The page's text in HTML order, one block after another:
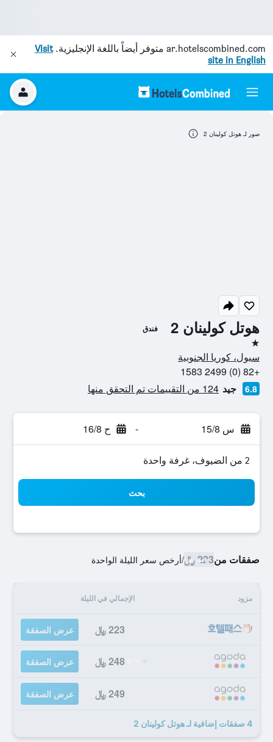
ar.hotelscombined.com متوفر أيضاً باللغة الإنجليزية.Visit
site in English
هوتل كولينان 2 فندق
نجمة واحدة
سيول، كوريا الجنوبية
+82 (0) 2499 1583
6.8 جيد 124 من التقييمات تم التحقق منها
س 15/8 - ح 16/8
2 من الضيوف، غرفة واحدة
بحث
صفقات من223 ﷼ /أرخص سعر الليلة الواحدة
مزود الإجمالي في الليلة
223 ﷼ عرض الصفقة
248 ﷼ عرض الصفقة
249 ﷼ عرض الصفقة
4 صفقات إضافية لـ هوتل كولينان 2
صور لـ هوتل كولينان 2